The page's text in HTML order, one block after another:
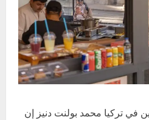
في تركيا محمد بولنت دنيز إن